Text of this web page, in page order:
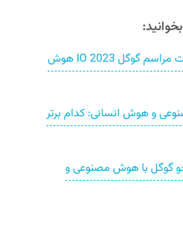
مهمترین محصولات مراسم گوگل IO 2023 هوش
و هوش انسانی: کدام برتر
گوگل با هوش مصنوعی و